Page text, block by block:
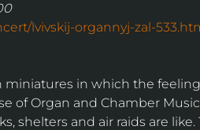
lvivskij-organnyj-zal-
miniatures in which the
of Organ and Chamber
shelters and air raids are